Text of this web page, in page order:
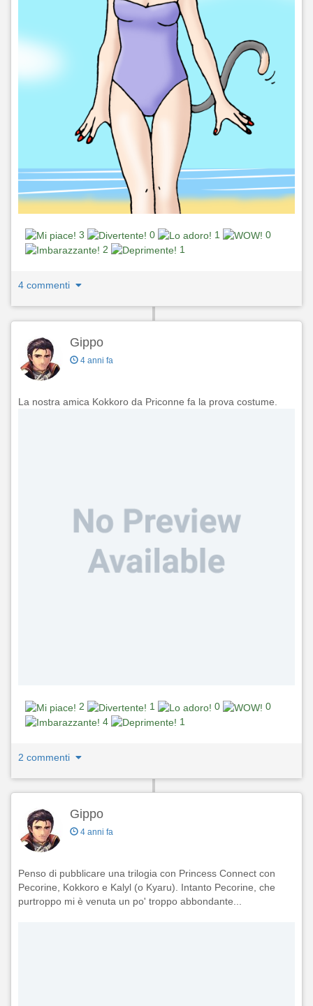
3 0 1
0
2
1
4 commenti
Gippo
4 anni fa
La nostra amica Kokkoro da Priconne fa la prova costume.
2 1 0
0
4
1
2 commenti
Gippo
4 anni fa
Penso di pubblicare una trilogia con Princess Connect con
Pecorine, Kokkoro e Kalyl (o Kyaru). Intanto Pecorine, che
purtroppo mi è venuta un po' troppo abbondante...